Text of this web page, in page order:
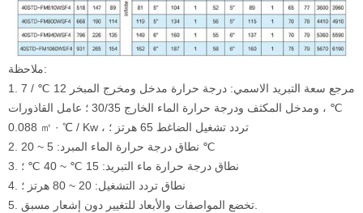
ملاحظة:
1. مرجع سعة التبريد الاسمي: درجة حرارة مدخل ومخرج المبخر 12 ℃ / 7
℃ ، ومدخل المكثف
ودرجة حرارة الماء الخارج 30/35 ؛ عامل القاذورات
0.088 ㎡ · ℃ / Kw ، تردد تشغيل الضاغط 65 هرتز ؛
2. نطاق درجة حرارة الماء المبرد: 5 ~ 20 ℃
3. نطاق درجة حرارة ماء التبريد: 15 ℃ ~ 40 ℃ ؛
4. نطاق تردد التشغيل: 20 ~ 80 هرتز ؛